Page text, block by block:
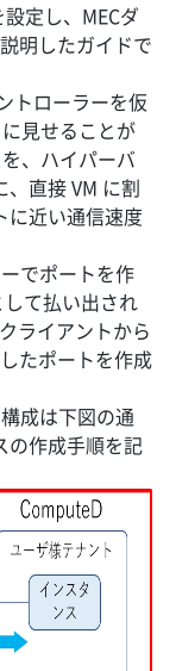
定し、MECダ
明したガイドで
トローラーを仮
見せることが
、ハイパーバ
直接 VM に割
に近い通信速度
でポートを作
て払い出され
ライアントから
たポートを作成
成は下図の通
の作成手順を記